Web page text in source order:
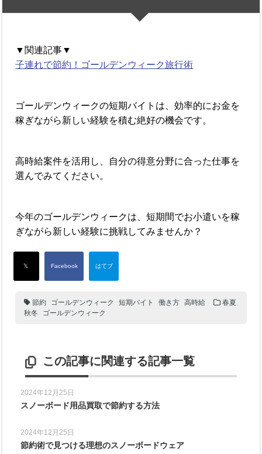
▼関連記事▼
子連れで節約！ゴールデンウィーク旅行術
ゴールデンウィークの短期バイトは、効率的にお金を
稼ぎながら新しい経験を積む絶好の機会です。
高時給案件を活用し、自分の得意分野に合った仕事を
選んでみてください。
今年のゴールデンウィークは、短期間でお小遣いを稼
ぎながら新しい経験に挑戦してみませんか？
節約 ゴールデンウィーク 短期バイト 働き方 高時給
春夏
秋冬
ゴールデンウィーク
この記事に関連する記事一覧
2024年12月25日
スノーボード用品買取で節約する方法
2024年12月25日
節約術で見つける理想のスノーボードウェア